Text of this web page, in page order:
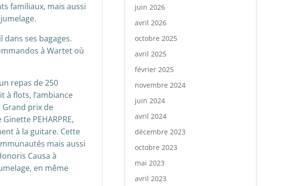
familiaux, mais aussi
ses bagages.
à Wartet où
repas de 250
à flots, l’ambiance
prix de
PEHARPRE,
à la guitare. Cette
mais aussi
Causa à
en même
juin 2026
avril 2026
octobre 2025
avril 2025
février 2025
novembre 2024
juin 2024
avril 2024
décembre 2023
octobre 2023
mai 2023
avril 2023